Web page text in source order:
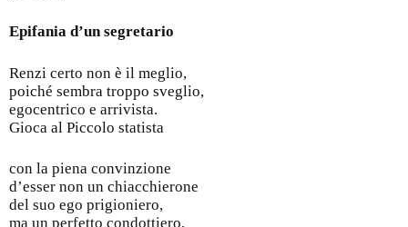
Epifania d’un segretario
Renzi certo non è il meglio,
poiché sembra troppo sveglio,
egocentrico e arrivista.
Gioca al Piccolo statista
con la piena convinzione
d’esser non un chiacchierone
del suo ego prigioniero,
ma un perfetto condottiero,